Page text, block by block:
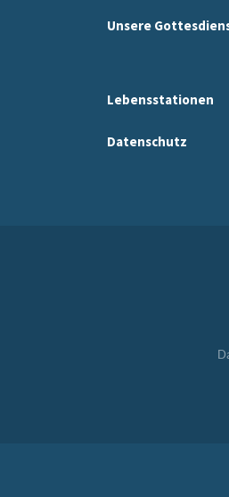
Unsere
Lebensstationen
Datenschutz